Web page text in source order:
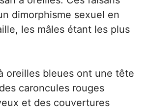
dimorphisme sexuel en
les mâles étant les plus
oreilles bleues ont une tête
caroncules rouges
et des couvertures